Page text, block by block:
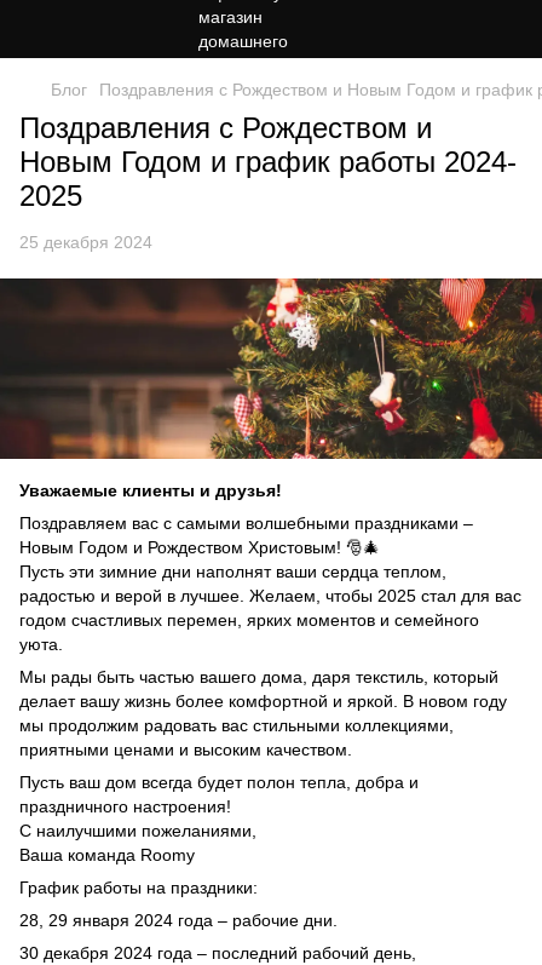
Блог Поздравления с Рождеством и Новым Годом и график
Поздравления с Рождеством и
Новым Годом и график работы 2024-
2025
25 декабря 2024
Уважаемые клиенты и друзья!
Поздравляем вас с самыми волшебными праздниками –
Новым Годом и Рождеством Христовым! 🎅🎄
Пусть эти зимние дни наполнят ваши сердца теплом,
радостью и верой в лучшее. Желаем, чтобы 2025 стал для вас
годом счастливых перемен, ярких моментов и семейного
уюта.
Мы рады быть частью вашего дома, даря текстиль, который
делает вашу жизнь более комфортной и яркой. В новом году
мы продолжим радовать вас стильными коллекциями,
приятными ценами и высоким качеством.
Пусть ваш дом всегда будет полон тепла, добра и
праздничного настроения!
С наилучшими пожеланиями,
Ваша команда Roomy
График работы на праздники:
28, 29 января 2024 года – рабочие дни.
30 декабря 2024 года – последний рабочий день,